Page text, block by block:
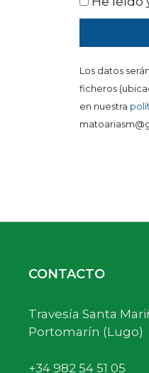
Los datos
ficheros
en nuestra
CONTACTO
Travesía Santa
Portomarín (Lugo)
+34 982 54 51 05